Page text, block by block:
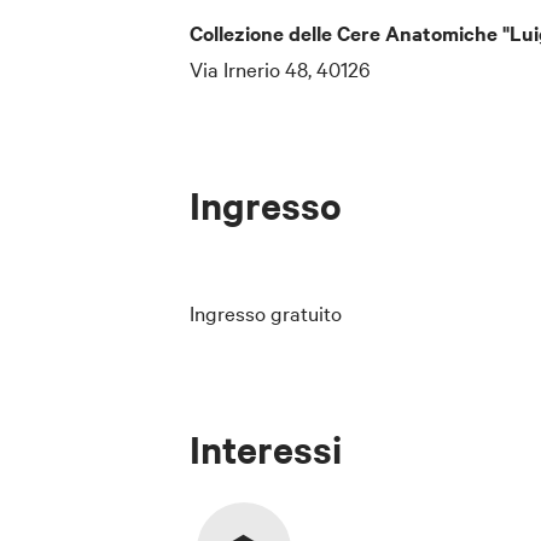
Collezione delle Cere Anatomiche
Via Irnerio 48, 40126
Ingresso
Ingresso gratuito
Interessi